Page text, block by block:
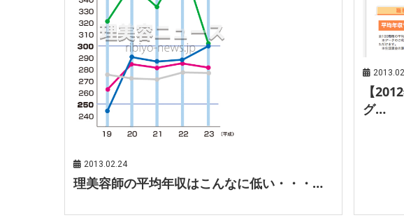
2013.02.24
理美容師の平均年収はこんなに低い・・・…
【
グ…